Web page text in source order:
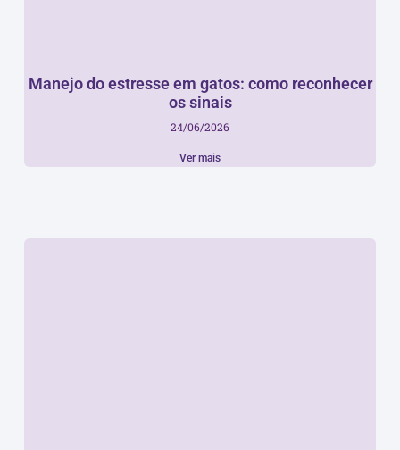
Manejo do estresse em gatos: como reconhecer
os sinais
24/06/2026
Ver mais